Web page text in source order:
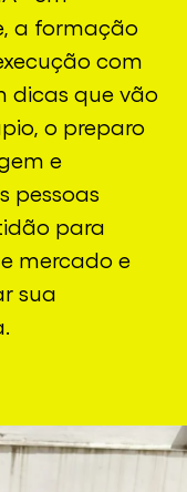
a formação
com
dicas que vão
o preparo
e
pessoas
para
mercado e
sua